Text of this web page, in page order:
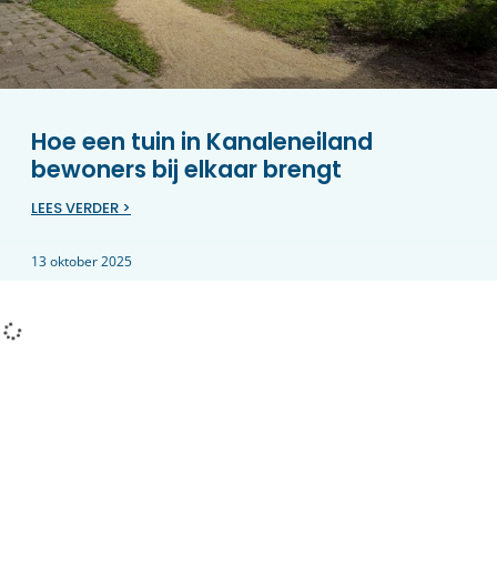
Hoe een tuin in Kanaleneiland
bewoners bij elkaar brengt
LEES VERDER >
13 oktober 2025